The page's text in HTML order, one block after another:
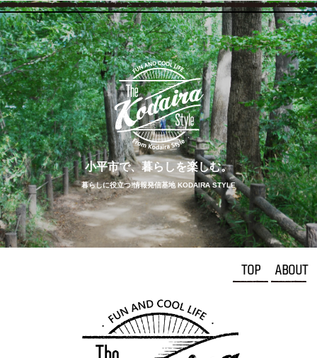
小平市で、暮らしを楽しむ。
暮らしに役立つ!情報発信基地 KODAIRA STYLE
TOP ABOUT